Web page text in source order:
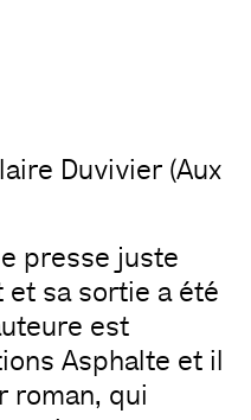
Duvivier (Aux
presse juste
et sa sortie a été
est
Asphalte et il
roman, qui